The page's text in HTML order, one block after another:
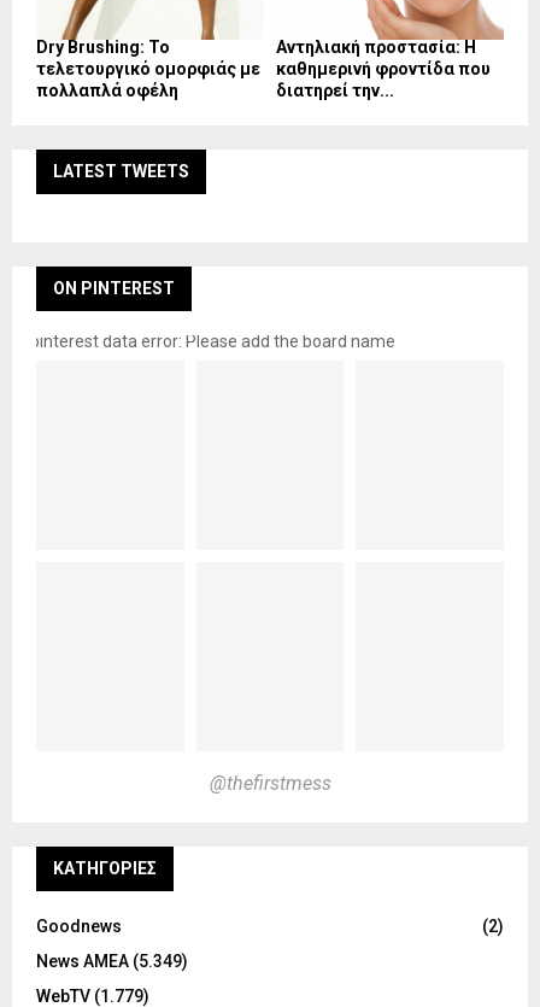
Dry Brushing: Το
τελετουργικό ομορφιάς με
πολλαπλά οφέλη
Αντηλιακή προστασία: Η
καθημερινή φροντίδα που
διατηρεί την...
LATEST TWEETS
ON PINTEREST
pinterest data error: Please add the board name
@thefirstmess
KΑΤΗΓΟΡΊΕΣ
Goodnews
(2)
News ΑΜΕΑ (5.349)
WebTV (1.779)